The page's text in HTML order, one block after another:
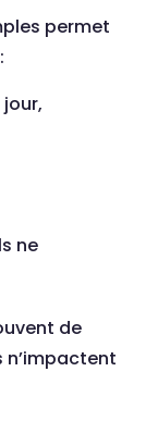
permet
ne
de
n’impactent